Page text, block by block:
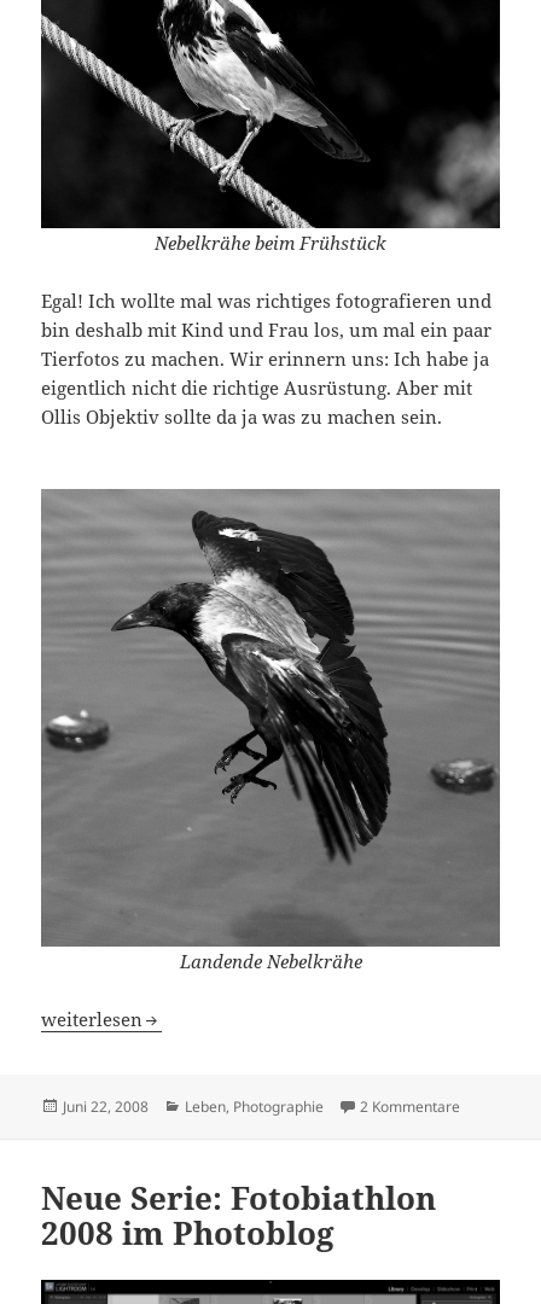
Nebelkrähe beim Frühstück
Egal! Ich wollte mal was richtiges fotografieren und
bin deshalb mit Kind und Frau los, um mal ein paar
Tierfotos zu machen. Wir erinnern uns: Ich habe ja
eigentlich nicht die richtige Ausrüstung. Aber mit
Ollis Objektiv sollte da ja was zu machen sein.
Landende Nebelkrähe
Spaziergang mit Ollis Objektiv
weiterlesen
Veröffentlicht
Juni 22, 2008 Kategorien
Leben, Photographie 2 Kommentare
Neue Serie: Fotobiathlon
2008 im Photoblog